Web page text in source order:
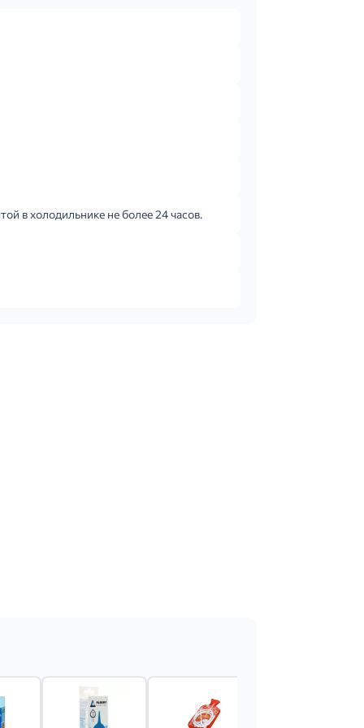
в холодильнике не более 24 часов.